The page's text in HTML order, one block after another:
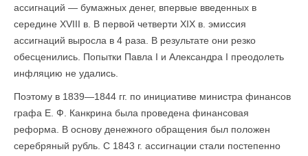
ассигнаций — бумажных денег, впервые введенных в
середине XVIII в. В первой четверти XIX в. эмиссия
ассигнаций выросла в 4 раза. В результате они резко
обесценились. Попытки Павла I и Александра I преодолеть
инфляцию не удались.
Поэтому в 1839—1844 гг. по инициативе министра финансов
графа Е. Ф. Канкрина была проведена финансовая
реформа. В основу денежного обращения был положен
серебряный рубль. С 1843 г. ассигнации стали постепенно